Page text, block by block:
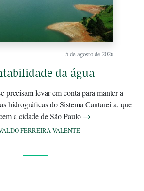
5 de agosto de 2026
da água
precisam levar em conta para manter a
hidrográficas do Sistema Cantareira, que
a cidade de São Paulo →
FERREIRA VALENTE